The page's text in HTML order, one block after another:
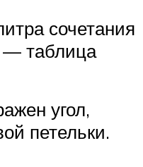
сочетания
— таблица
угол,
петельки.